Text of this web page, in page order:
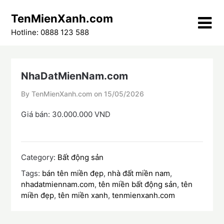
content
TenMienXanh.com
Hotline: 0888 123 588
NhaDatMienNam.com
By TenMienXanh.com on 15/05/2026
Giá bán: 30.000.000 VND
Category: Bất động sản
Tags: bán tên miền đẹp, nhà đất miền nam,
nhadatmiennam.com,tên miền bất động sản,tên
miền đẹp,tên miền xanh,tenmienxanh.com